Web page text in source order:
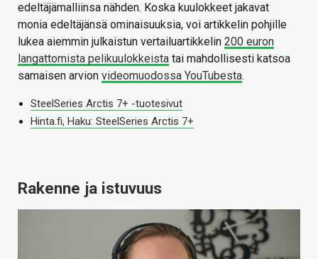
edeltäjämalliinsa nähden. Koska kuulokkeet jakavat
monia edeltäjänsä ominaisuuksia, voi artikkelin pohjille
lukea aiemmin julkaistun vertailuartikkelin 200 euron
langattomista pelikuulokkeista tai mahdollisesti katsoa
samaisen arvion videomuodossa YouTubesta.
SteelSeries Arctis 7+ -tuotesivut
Hinta.fi, Haku: SteelSeries Arctis 7+
Rakenne ja istuvuus